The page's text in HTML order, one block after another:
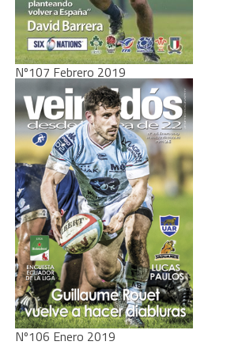
Nº107 Febrero 2019
Nº106 Enero 2019